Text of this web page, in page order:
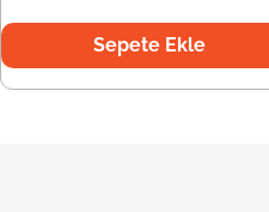
Sepete Ekle